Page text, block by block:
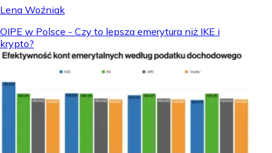
Lena Woźniak
OIPE w Polsce - Czy to lepsza emerytura niż IKE i
krypto?